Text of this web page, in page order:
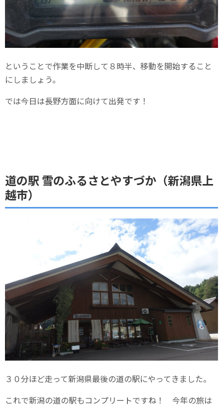
ということで作業を中断して８時半、移動を開始すること
にしましょう。
では今日は長野方面に向けて出発です！
道の駅 雪のふるさとやすづか（新潟県上
越市）
３０分ほど走って新潟県最後の道の駅にやってきました。
これで新潟の道の駅もコンプリートですね！ 今年の旅は